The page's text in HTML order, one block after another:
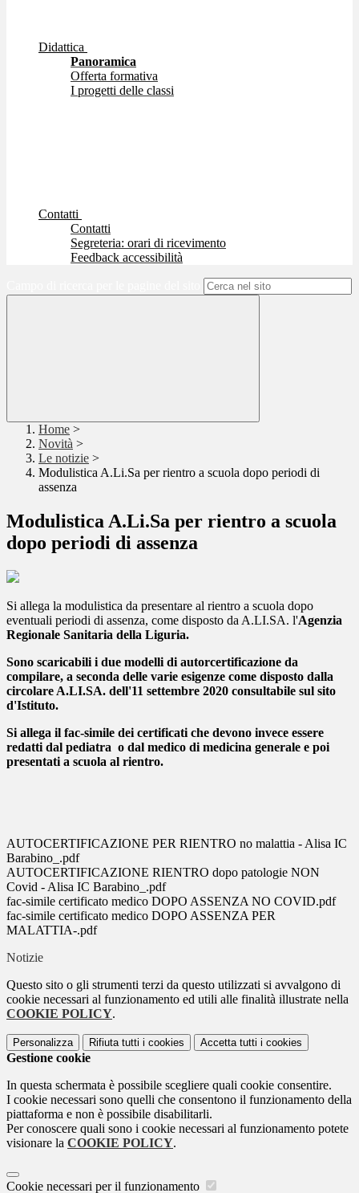
Didattica
Panoramica
Offerta formativa
I progetti delle classi
Contatti
Contatti
Segreteria: orari di ricevimento
Feedback accessibilità
Home >
Novità >
Le notizie >
Modulistica A.Li.Sa per rientro a scuola dopo periodi di
assenza
Modulistica A.Li.Sa per rientro a scuola
dopo periodi di assenza
Si allega la modulistica da presentare al rientro a scuola dopo
eventuali periodi di assenza, come disposto da A.LI.SA. l'Agenzia
Regionale Sanitaria della Liguria.
Sono scaricabili i due modelli di autorcertificazione da
compilare, a seconda delle varie esigenze come disposto dalla
circolare A.LI.SA. dell'11 settembre 2020 consultabile sul sito
d'Istituto.
Si allega il fac-simile dei certificati che devono invece essere
redatti dal pediatra o dal medico di medicina generale e poi
presentati a scuola al rientro.
AUTOCERTIFICAZIONE PER RIENTRO no malattia - Alisa IC
Barabino_.pdf
AUTOCERTIFICAZIONE RIENTRO dopo patologie NON
Covid - Alisa IC Barabino_.pdf
fac-simile certificato medico DOPO ASSENZA NO COVID.pdf
fac-simile certificato medico DOPO ASSENZA PER
MALATTIA-.pdf
Notizie
Questo sito o gli strumenti terzi da questo utilizzati si avvalgono di
cookie necessari al funzionamento ed utili alle finalità illustrate nella
COOKIE POLICY.
Personalizza Rifiuta tutti i cookies Accetta tutti i cookies
Gestione cookie
In questa schermata è possibile scegliere quali cookie consentire.
I cookie necessari sono quelli che consentono il funzionamento della
piattaforma e non è possibile disabilitarli.
Per conoscere quali sono i cookie necessari al funzionamento potete
visionare la COOKIE POLICY.
Cookie necessari per il funzionamento